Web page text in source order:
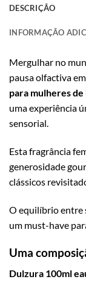
DESCRIÇÃO
INFORMAÇÃO
Mergulhar no
pausa olfactiva
para mulheres
uma experiência
sensorial.
Esta fragrância
generosidade
clássicos
O equilíbrio entre
um must-have
Uma
Dulzura 100ml